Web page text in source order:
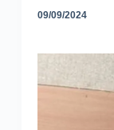
09/09/2024